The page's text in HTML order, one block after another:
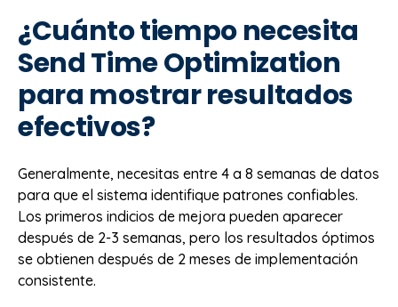
¿Cuánto tiempo necesita
Send Time Optimization
para mostrar resultados
efectivos?
Generalmente, necesitas entre 4 a 8 semanas de datos
para que el sistema identifique patrones confiables.
Los primeros indicios de mejora pueden aparecer
después de 2-3 semanas, pero los resultados óptimos
se obtienen después de 2 meses de implementación
consistente.